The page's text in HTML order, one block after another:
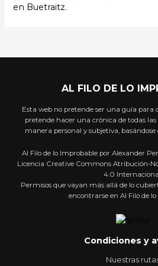
en Buetraitz.
AL FILO DE LO
Esta web no pretende ser una guía para
pretende hacer una crónica de todas
manera personal y subjetiva, basándose
Al Filo de lo Improbable por Alexander
Licencia Creative Commons Atribución-
4.0
Permisos que vayan más allá de lo
encontrarse en Al Filo de
Condiciones y
Nuestras